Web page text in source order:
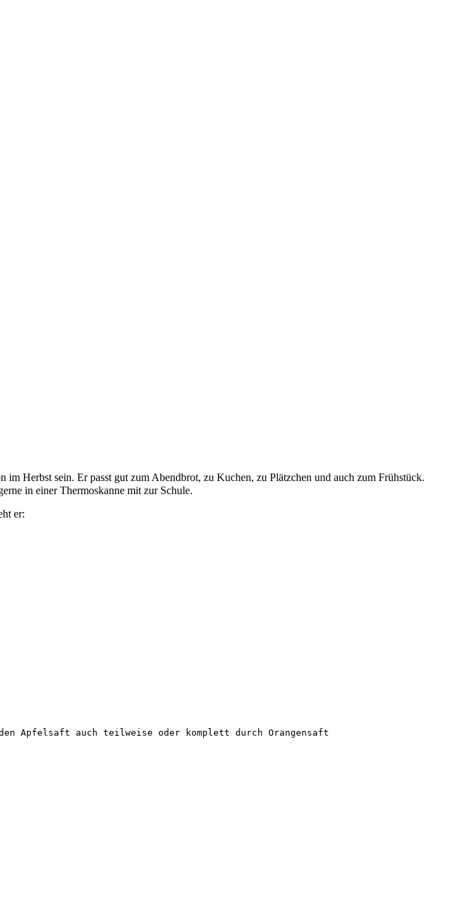
Herbst sein. Er passt gut zum Abendbrot, zu Kuchen, zu Plätzchen und auch zum Frühstück.
in einer Thermoskanne mit zur Schule.
er:
Apfelsaft auch teilweise oder komplett durch Orangensaft